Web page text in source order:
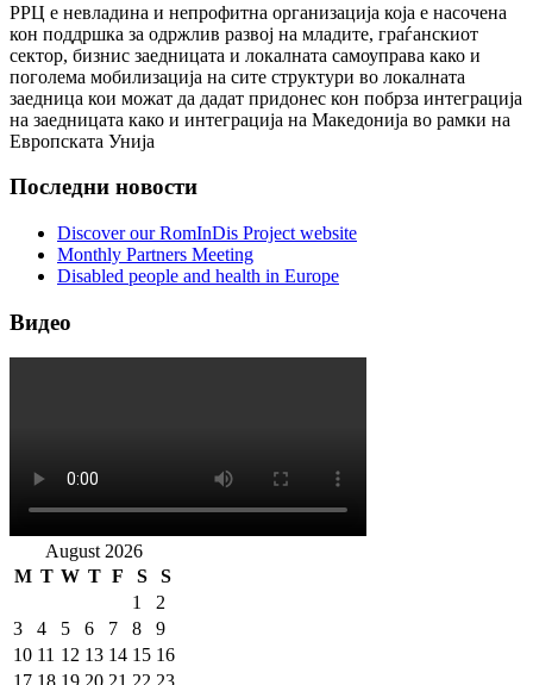
РРЦ е невладина и непрофитна организација која е насочена
кон поддршка за одржлив развој на младите, граѓанскиот
сектор, бизнис заедницата и локалната самоуправа како и
поголема мобилизација на сите структури во локалната
заедница кои можат да дадат придонес кон побрза интеграција
на заедницата како и интеграција на Македонија во рамки на
Европската Унија
Последни новости
Discover our RomInDis Project website
Monthly Partners Meeting
Disabled people and health in Europe
Видео
August 2026
M T W T F S
S
1
2
3
4 5 6 7 8
9
10 11 12 13 14 15 16